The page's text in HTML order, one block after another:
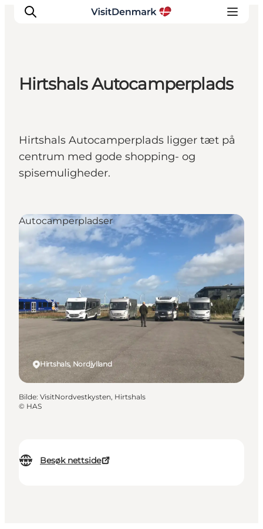
Aktiviteter
Overnatting
Planlegg reisen
Hirtshals Autocamperplads
Hirtshals Autocamperplads ligger tæt på
centrum med gode shopping- og
spisemuligheder.
Besøk nettside
Hirtshals, Nordjylland
Autocamperpladser
Bilde: VisitNordvestkysten, Hirtshals
© HAS